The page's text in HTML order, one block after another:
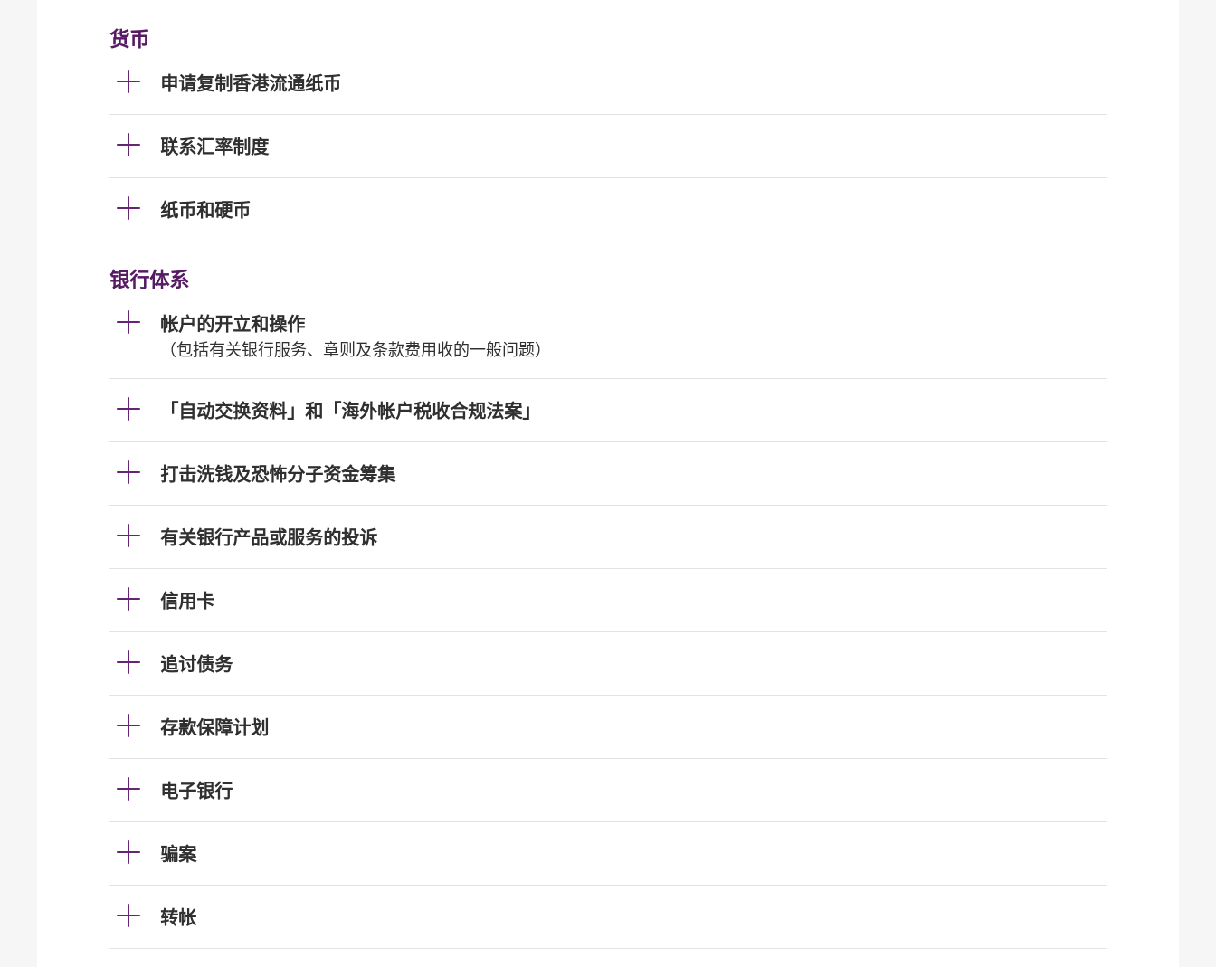
货币
申请复制香港流通纸币
联系汇率制度
纸币和硬币
银行体系
帐户的开立和操作
（包括有关银行服务、章则及条款费用收的一般问题）
「自动交换资料」和「海外帐户税收合规法案」
打击洗钱及恐怖分子资金筹集
有关银行产品或服务的投诉
信用卡
追讨债务
存款保障计划
电子银行
骗案
转帐